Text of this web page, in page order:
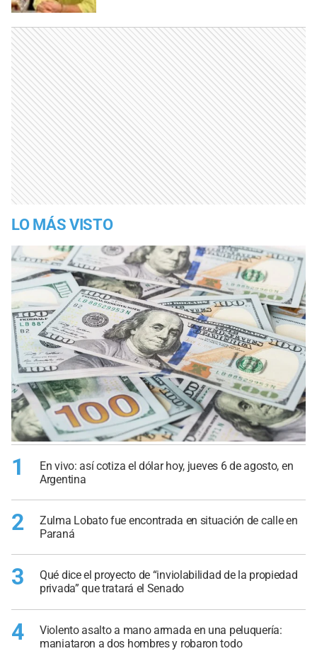
LO MÁS VISTO
1
En vivo: así cotiza el dólar hoy, jueves 6 de agosto, en
Argentina
2
Zulma Lobato fue encontrada en situación de calle en
Paraná
3
Qué dice el proyecto de “inviolabilidad de la propiedad
privada” que tratará el Senado
4
Violento asalto a mano armada en una peluquería:
maniataron a dos hombres y robaron todo